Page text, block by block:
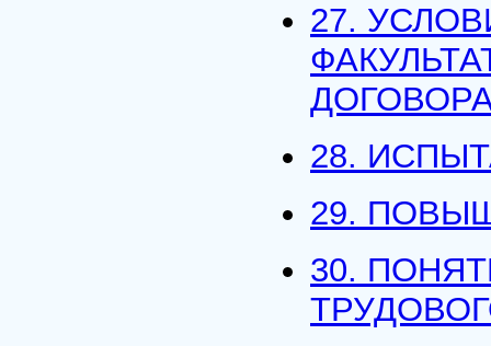
27.
28.
29.
30.